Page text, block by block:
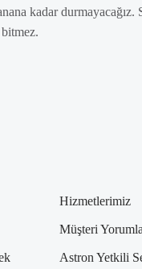
kadar durmayacağız.
bitmez.
Hizmetlerimiz
Müşteri
Astron Yetkili